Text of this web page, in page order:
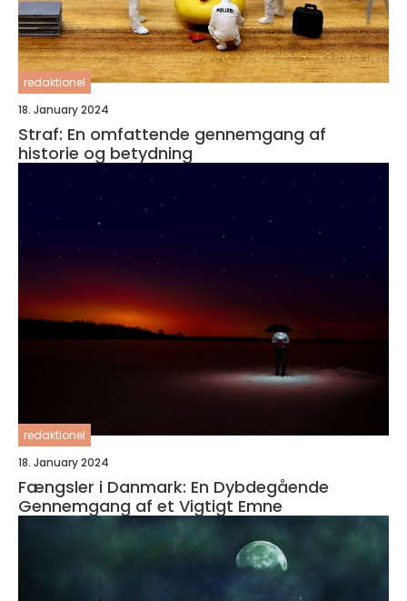
redaktionel
18. January 2024
Straf: En omfattende gennemgang af
historie og betydning
redaktionel
18. January 2024
Fængsler i Danmark: En Dybdegående
Gennemgang af et Vigtigt Emne